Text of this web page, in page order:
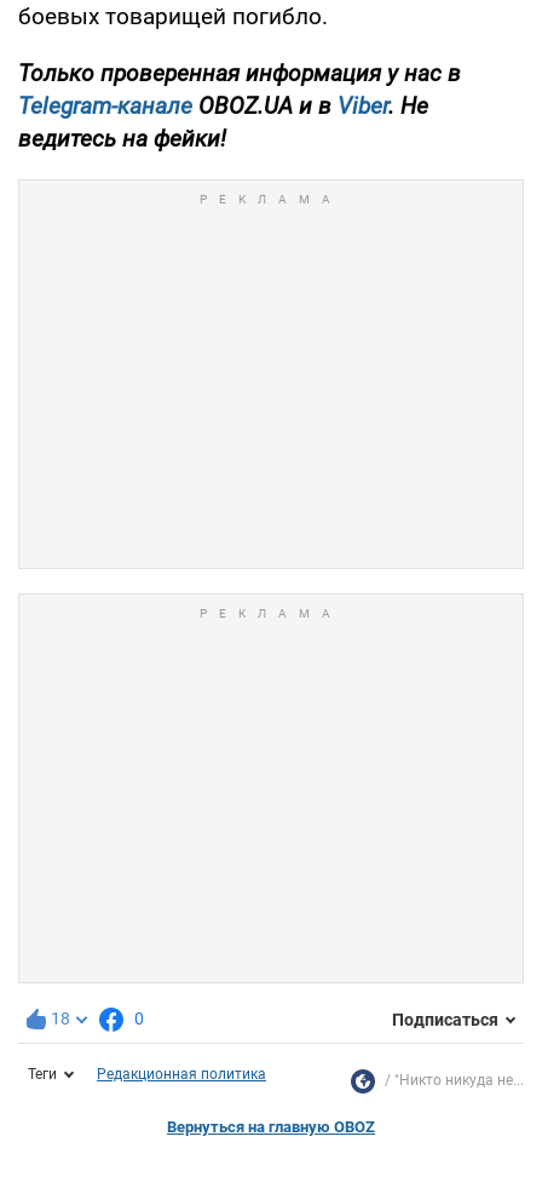
боевых товарищей погибло.
Только проверенная информация у нас в
Telegram-канале OBOZ.UA и в Viber. Не
ведитесь на фейки!
18 0 Подписаться
Теги Редакционная политика "Никто никуда не...
Вернуться на главную OBOZ